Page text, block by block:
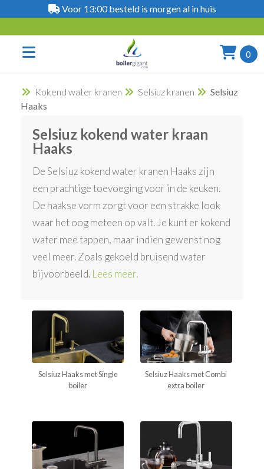
Voor 13:00 besteld is morgen al in huis
0
Kokend water kranen Selsiuz kranen
Selsiuz
Haaks
Selsiuz kokend water kraan
Haaks
De Selsiuz kokend water kranen Haaks zijn
een prachtige toevoeging voor in de keuken.
De haakse vorm zorgt voor een strakke look
waar het oog meteen op valt. Je kunt er kokend
water mee tappen, maar indien gewenst nog
veel meer. Zoals gekoeld bruisend water
bijvoorbeeld. Lees meer.
Selsiuz Haaks met Single
boiler
Selsiuz Haaks met Combi
extra boiler